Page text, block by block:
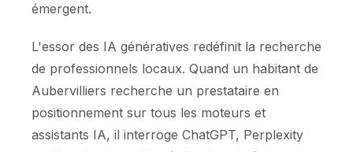
émergent.
L'essor des IA génératives redéfinit la recherche
de professionnels locaux. Quand un habitant de
Aubervilliers recherche un prestataire en
positionnement sur tous les moteurs et
assistants IA, il interroge ChatGPT, Perplexity